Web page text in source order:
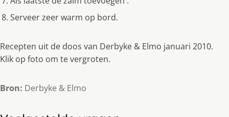
Serveer zeer warm op bord.
Recepten uit de doos van Derbyke & Elmo januari 2010.
Klik op foto om te vergroten.
Bron: Derbyke & Elmo